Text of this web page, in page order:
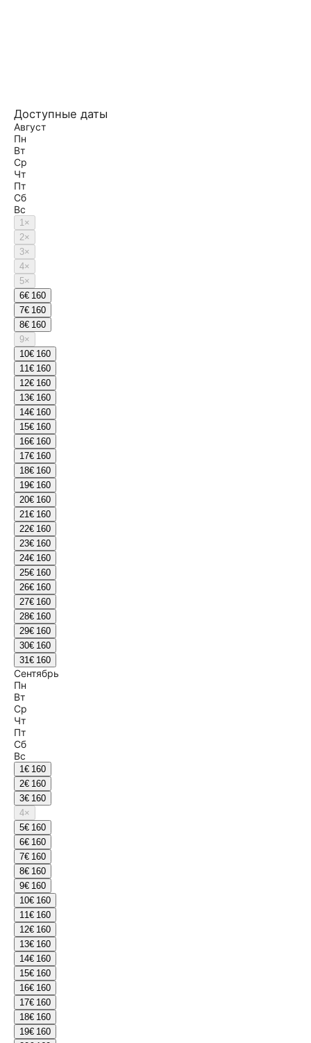
Доступные даты
Август
Пн
Вт
Ср
Чт
Пт
Сб
Вс
1×
2×
3×
4×
5×
6€ 160
7€ 160
8€ 160
9×
10€ 160
11€ 160
12€ 160
13€ 160
14€ 160
15€ 160
16€ 160
17€ 160
18€ 160
19€ 160
20€ 160
21€ 160
22€ 160
23€ 160
24€ 160
25€ 160
26€ 160
27€ 160
28€ 160
29€ 160
30€ 160
31€ 160
Сентябрь
Пн
Вт
Ср
Чт
Пт
Сб
Вс
1€ 160
2€ 160
3€ 160
4×
5€ 160
6€ 160
7€ 160
8€ 160
9€ 160
10€ 160
11€ 160
12€ 160
13€ 160
14€ 160
15€ 160
16€ 160
17€ 160
18€ 160
19€ 160